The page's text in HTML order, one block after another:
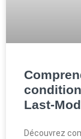
Last-
Découvrez